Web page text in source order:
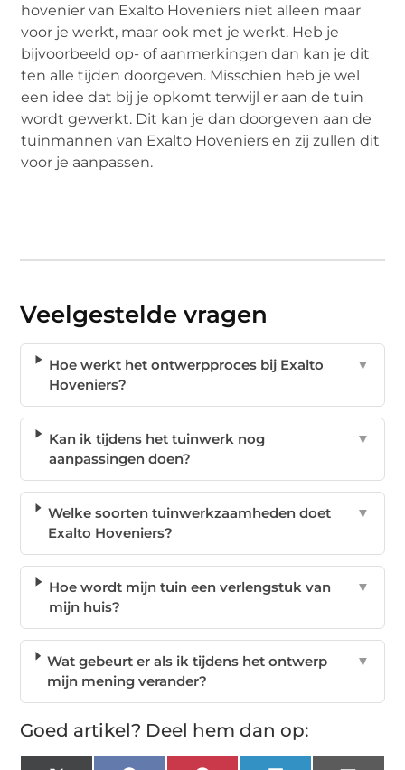
hovenier van Exalto Hoveniers niet alleen maar
voor je werkt, maar ook met je werkt. Heb je
bijvoorbeeld op- of aanmerkingen dan kan je dit
ten alle tijden doorgeven. Misschien heb je wel
een idee dat bij je opkomt terwijl er aan de tuin
wordt gewerkt. Dit kan je dan doorgeven aan de
tuinmannen van Exalto Hoveniers en zij zullen dit
voor je aanpassen.
Veelgestelde vragen
Hoe werkt het ontwerpproces bij Exalto
Hoveniers?
▼
Kan ik tijdens het tuinwerk nog
aanpassingen doen?
▼
Welke soorten tuinwerkzaamheden doet
Exalto Hoveniers?
▼
Hoe wordt mijn tuin een verlengstuk van
mijn huis?
▼
Wat gebeurt er als ik tijdens het ontwerp
mijn mening verander?
▼
Goed artikel? Deel hem dan op: